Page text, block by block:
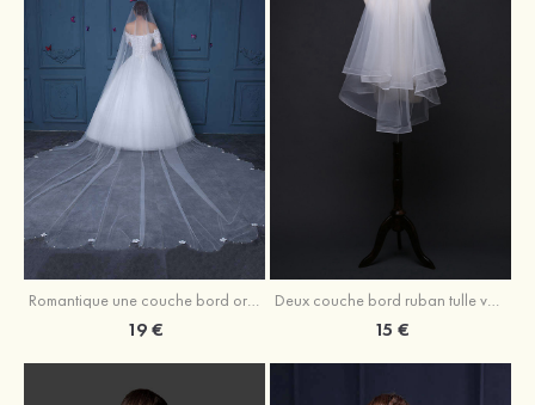
Romantique une couche bord orné de perle tulle voile de mariée cathédrale avec fleur
19 €
Deux couche bord ruban tulle voile de mariée longueur bout des doigts avec ruban
15 €